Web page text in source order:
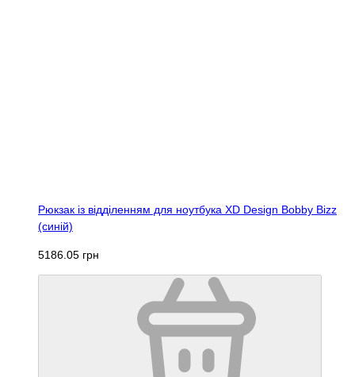
Рюкзак із відділенням для ноутбука XD Design Bobby Bizz
(синій)
5186.05 грн